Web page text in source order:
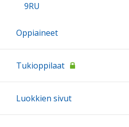
9RU
Oppiaineet
Tukioppilaat
Luokkien sivut